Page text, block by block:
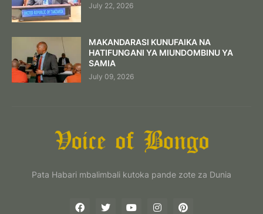
July 22, 2026
MAKANDARASI KUNUFAIKA NA
HATIFUNGANI YA MIUNDOMBINU YA
SAMIA
July 09, 2026
Pata Habari mbalimbali kutoka pande zote za Dunia